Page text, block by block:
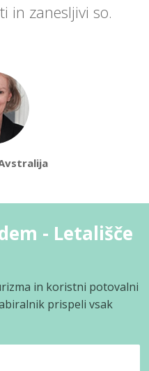
in zanesljivi so.
- Letališče
in koristni potovalni
prispeli vsak